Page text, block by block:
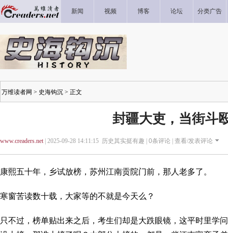
新闻 视频 博客 论坛 分类广告
万维读者网 > 史海钩沉 > 正文
封疆大吏，当街斗
www.creaders.net| 2025-09-28 14:11:15 历史其实挺有趣 | 0条评论 | 查看/发表评论
康熙五十年，乡试放榜，苏州江南贡院门前，那人老多了。
寒窗苦读数十载，大家等的不就是今天么？
只不过，榜单贴出来之后，考生们却是大跌眼镜，这平时里学